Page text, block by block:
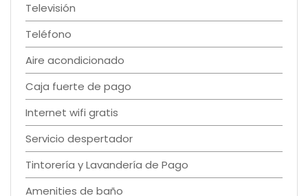
Televisión
Teléfono
Aire acondicionado
Caja fuerte de pago
Internet wifi gratis
Servicio despertador
Tintorería y Lavandería de Pago
Amenities de baño